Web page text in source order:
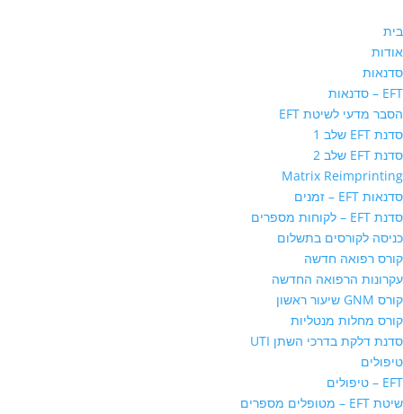
בית
אודות
סדנאות
EFT – סדנאות
הסבר מדעי לשיטת EFT
סדנת EFT שלב 1
סדנת EFT שלב 2
Matrix Reimprinting
סדנאות EFT – זמנים
סדנת EFT – לקוחות מספרים
כניסה לקורסים בתשלום
קורס רפואה חדשה
עקרונות הרפואה החדשה
קורס GNM שיעור ראשון
קורס מחלות מנטליות
סדנת דלקת בדרכי השתן UTI
טיפולים
EFT – טיפולים
שיטת EFT – מטופלים מספרים